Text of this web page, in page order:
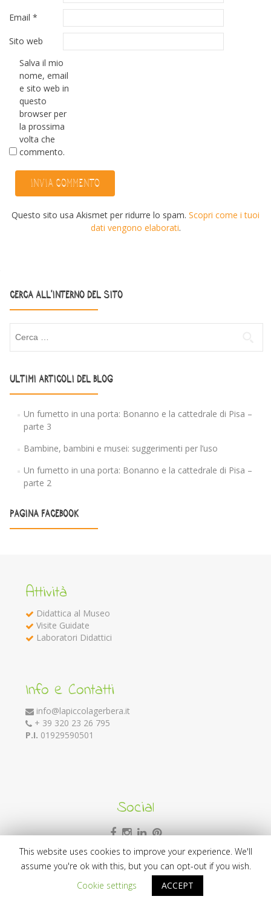
Email *
Sito web
Salva il mio
nome, email
e sito web in
questo
browser per
la prossima
volta che
commento.
Questo sito usa Akismet per ridurre lo spam. Scopri come i tuoi
dati vengono elaborati.
CERCA ALL’INTERNO DEL SITO
ULTIMI ARTICOLI DEL BLOG
Un fumetto in una porta: Bonanno e la cattedrale di Pisa –
parte 3
Bambine, bambini e musei: suggerimenti per l’uso
Un fumetto in una porta: Bonanno e la cattedrale di Pisa –
parte 2
PAGINA FACEBOOK
Attività
Didattica al Museo
Visite Guidate
Laboratori Didattici
Info e Contatti
info@lapiccolagerbera.it
+ 39 320 23 26 795
P.I. 01929590501
Social
Web development:mariotesta.net
Marketing e Copywriting:BSide Projects
This website uses cookies to improve your experience. We'll
assume you're ok with this, but you can opt-out if you wish.
Cookie settings
ACCEPT